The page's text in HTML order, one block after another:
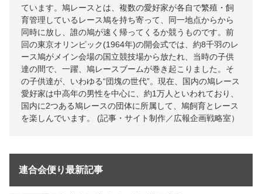
ています。鳩レースとは、複数の愛好家が各自で繁殖・飼
育管理しているレース鳩を持ち寄って、同一地点からから
同時に放し、誰の鳩が速く帰ってくるか競うものです。前
回の東京オリンピック(1964年)の開会式では、約8千羽のレ
ース鳩がメイン会場の国立競技場から放たれ、当時の子供
達の間で、一躍、鳩レースブームが巻き起こりました。そ
の子供達が、いわゆる“団塊の世代”。現在、国内の鳩レース
愛好家は中高年の男性を中心に、約1万人といわれており、
国内に2つある鳩レースの団体に所属して、鳩飼育とレース
を楽しんでいます。 (記事・サイト制作／広報企画戦略室）
連合会便り最新記事